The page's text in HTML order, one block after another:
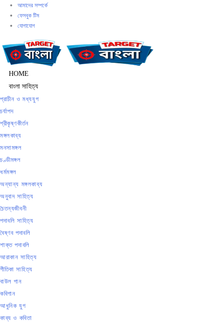
Skip
content
আমাদের সম্পর্কে
ফেসবুক টিম
যোগাযোগ
HOME
বাংলা সাহিত্য
প্রাচীন ও মধ্যযুগ
চর্যাপদ
শ্রীকৃষ্ণকীর্তন
মঙ্গলকাব্য
মনসামঙ্গল
চণ্ডীমঙ্গল
ধর্মমঙ্গল
অন্যান্য মঙ্গলকাব্য
অনুবাদ সাহিত্য
চৈতন্যজীবনী
পদাবলি সাহিত্য
বৈষ্ণব পদাবলি
শাক্ত পদাবলি
আরাকান সাহিত্য
গীতিকা সাহিত্য
বাউল গান
কবিগান
আধুনিক যুগ
কাব্য ও কবিতা